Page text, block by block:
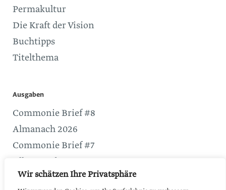
Wir schätzen Ihre Privatsphäre
Permakultur
Die Kraft der Vision
Buchtipps
Titelthema
Ausgaben
Commonie Brief #8
Almanach 2026
Commonie Brief #7
Alle Ausgaben
Service